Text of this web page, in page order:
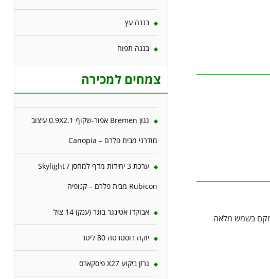
בשמש מלאה
בננה עץ
בננה תפוח
צמחים למכירה
גגון Bremen אפור-שקוף 0.9X2.1 עיצוב
מודרני מבית פלרם – Canopia
ערכת 3 יחידות מדף למחסן Skylight /
Rubicon מבית פלרם – קנופיה
אבוקדו אטינגר בוגר (ענק) 14 צול
יוקה רוסטרטה 80 ליטר
גרזן ביקוע X27 פיסקארס